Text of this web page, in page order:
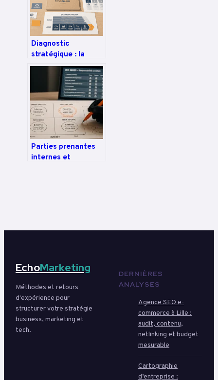
Diagnostic
stratégique : la
méthode pour
transformer vos
données en
avantage
concurrentiel
Parties prenantes
internes et
EchoMarketing
Méthodes et retours
d'expérience pour
structurer votre stratégie
business, marketing et
tech.
DERNIÈRES
ANALYSES
Agence SEO e-
commerce à Lille :
audit, contenu,
netlinking et budget
mesurable
Cartographie
d’entreprise :